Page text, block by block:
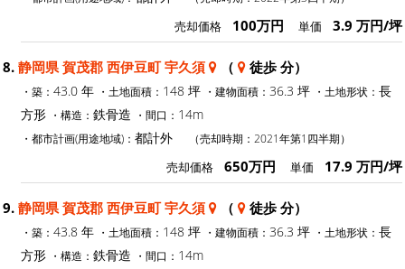
売却価格 100万円 単価 3.9 万円/坪
8. 静岡県 賀茂郡 西伊豆町 宇久須 （ 徒歩 分）
・築： 43.0 年 ・土地面積： 148 坪 ・建物面積： 36.3 坪 ・土地形状： 長
方形 ・構造： 鉄骨造 ・間口： 14m
・都市計画(用途地域)： 都計外 （売却時期：2021年第1四半期）
売却価格 650万円 単価 17.9 万円/坪
9. 静岡県 賀茂郡 西伊豆町 宇久須 （ 徒歩 分）
・築： 43.8 年 ・土地面積： 148 坪 ・建物面積： 36.3 坪 ・土地形状： 長
方形 ・構造： 鉄骨造 ・間口： 14m